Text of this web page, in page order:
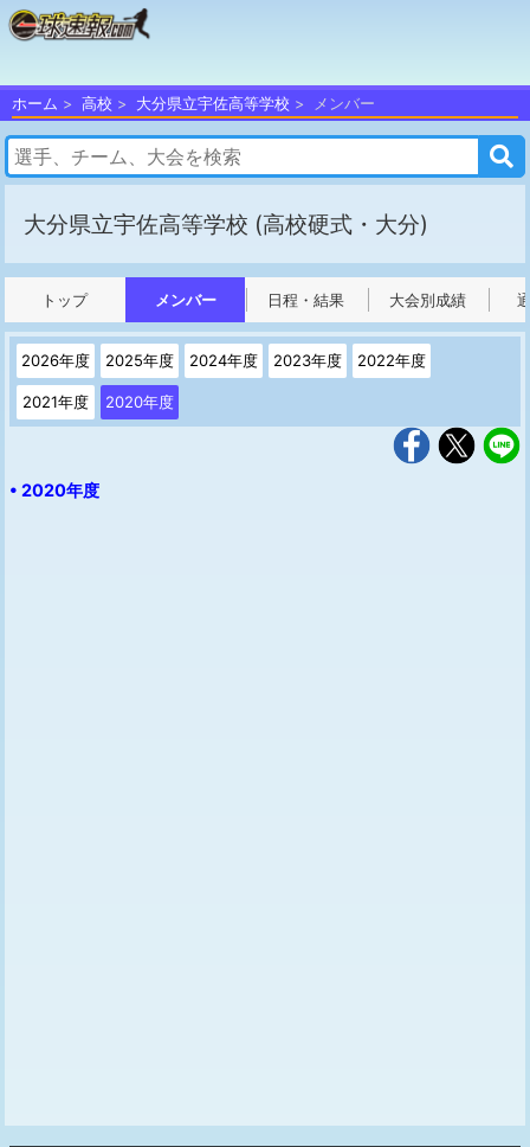
ホーム 高校 大分県立宇佐高等学校 メンバー
大分県立宇佐高等学校 (高校硬式・大分)
トップ メンバー 日程・結果 大会別成績
2026年度 2025年度 2024年度 2023年度 2022年度
2021年度 2020年度
• 2020年度